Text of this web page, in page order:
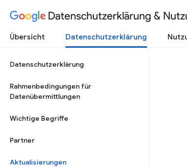
Datenschutzerklärung &
Übersicht Datenschutzerklärung
Datenschutzerklärung
Rahmenbedingungen für
Datenübermittlungen
Wichtige Begriffe
Partner
Aktualisierungen